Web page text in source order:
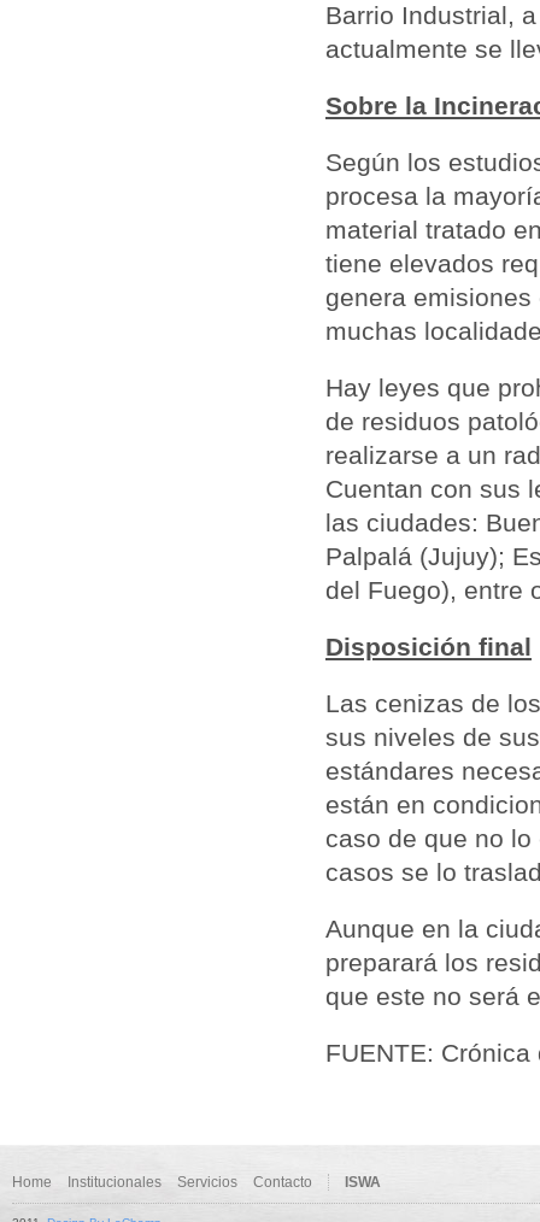
Barrio Industrial,
actualmente se
Sobre la
Según los
procesa la
material tratado
tiene elevados
genera emisiones
muchas
Hay leyes que
de residuos
realizarse a un
Cuentan con sus
las ciudades:
Palpalá (Jujuy);
del Fuego), entre
Disposición final
Las cenizas de
sus niveles de
estándares
están en
caso de que no
casos se lo
Aunque en la
preparará los
que este no será
FUENTE:
Home Institucionales Servicios Contacto ISWA